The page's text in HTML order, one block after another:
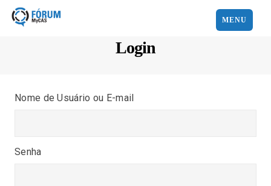
MENU
Login
Nome de Usuário ou E-mail
Senha